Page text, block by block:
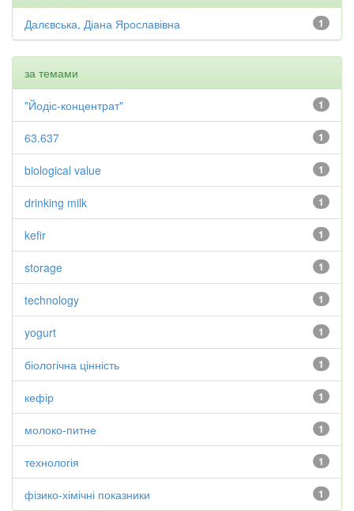
1
Далєвська, Діана Ярославівна
за темами
1
"Йодіс-концентрат"
1
63.637
1
biological value
1
drinking milk
1
kefir
1
storage
1
technology
1
yogurt
1
біологічна цінність
1
кефір
1
молоко-питне
1
технологія
1
фізико-хімічні показники